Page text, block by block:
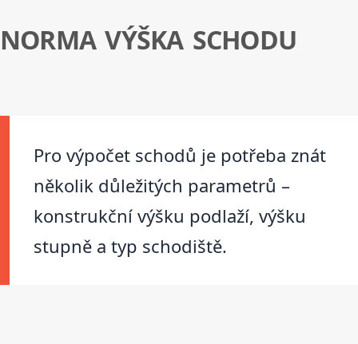
NORMA VÝŠKA SCHODU
Pro výpočet schodů je potřeba znát
několik důležitých parametrů –
konstrukční výšku podlaží, výšku
stupně a typ schodiště.